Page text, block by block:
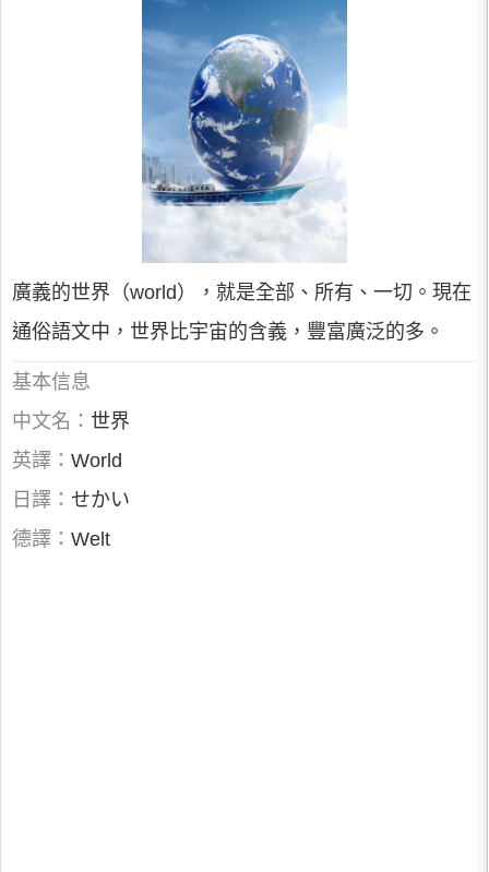
廣義的世界（world），就是全部、所有、一切。現在
通俗語文中，世界比宇宙的含義，豐富廣泛的多。
基本信息
中文名： 世界
英譯： World
日譯： せかい
德譯： Welt